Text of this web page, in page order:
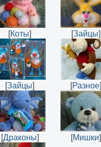
[Коты] [Зайцы]
[Зайцы] [Разное]
[Драконы] [Мишки]